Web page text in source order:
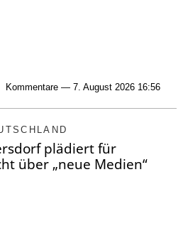
Kommentare — 7. August 2026 16:56
plädiert für
über „neue Medien“